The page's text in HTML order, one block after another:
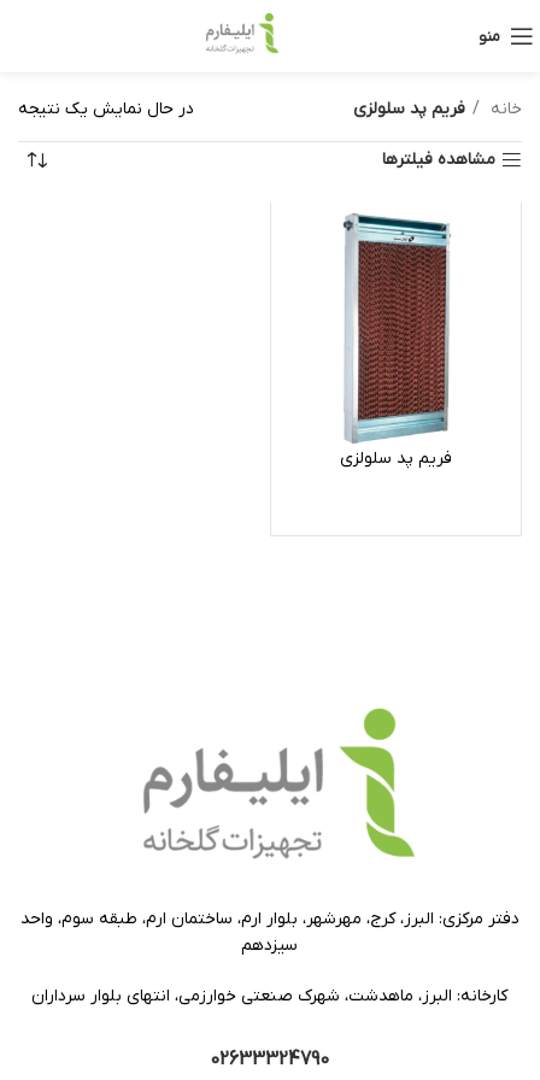
منو
خانه فریم پد سلولزی در حال نمایش یک نتیجه
مشاهده فیلترها
فریم پد سلولزی
دفتر مرکزی: البرز، کرج، مهرشهر، بلوار ارم، ساختمان ارم، طبقه سوم، واحد
سیزدهم
کارخانه: البرز، ماهدشت، شهرک صنعتی خوارزمی، انتهای بلوار سرداران
02633324790